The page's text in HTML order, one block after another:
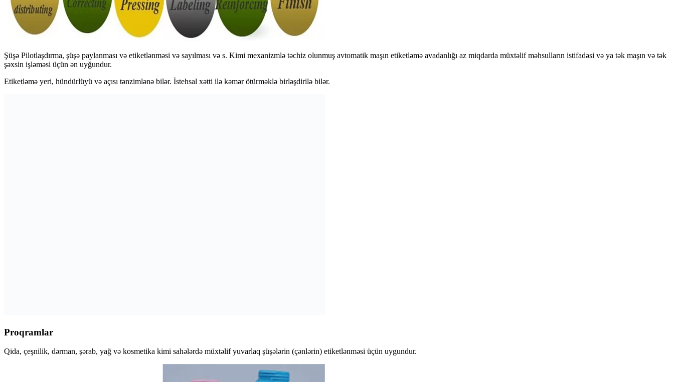
Şüşə Pilotlaşdırma, şüşə paylanması və etiketlənməsi və sayılması və s. Kimi mexanizmlə təchiz olunmuş avtomatik maşın etiketləmə avadanlığı az miqdarda müxtəlif məhsulların istifadəsi və ya tək maşın və tək
şəxsin işləməsi üçün ən uyğundur.
Etiketləmə yeri, hündürlüyü və açısı tənzimlənə bilər. İstehsal xətti ilə kəmər ötürməklə birləşdirilə bilər.
Proqramlar
Qida, çeşnilik, dərman, şərab, yağ və kosmetika kimi sahələrdə müxtəlif yuvarlaq şüşələrin (çənlərin) etiketlənməsi üçün uygundur.